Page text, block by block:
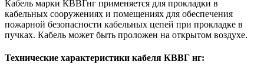
Кабель марки КВВГнг применяется для прокладки в
кабельных сооружениях и помещениях для обеспечения
пожарной безопасности кабельных цепей при прокладке в
пучках. Кабель может быть проложен на открытом воздухе.
Технические характеристики кабеля КВВГ нг: